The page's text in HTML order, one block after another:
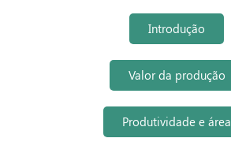
Introdução
Valor da produção
Produtividade e área